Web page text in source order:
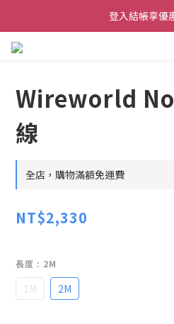
登入結帳享優
Wireworld
線
全店，購物滿額免運費
NT$2,330
長度 : 2M
1M 2M